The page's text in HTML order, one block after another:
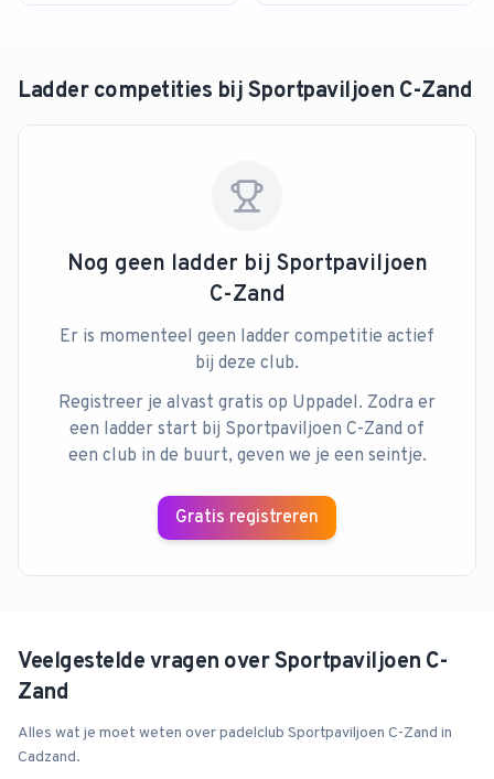
Ladder competities bijSportpaviljoen C-Zand
Nog geen ladder bij Sportpaviljoen
C-Zand
Er is momenteel geen ladder competitie actief
bij deze club.
Registreer je alvast gratis op Uppadel. Zodra er
een ladder start bij Sportpaviljoen C-Zand of
een club in de buurt, geven we je een seintje.
Gratis registreren
Veelgestelde vragen overSportpaviljoen C-
Zand
Alles wat je moet weten over padelclub Sportpaviljoen C-Zand in
Cadzand.